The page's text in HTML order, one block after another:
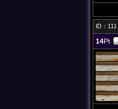
ID：
14Pt